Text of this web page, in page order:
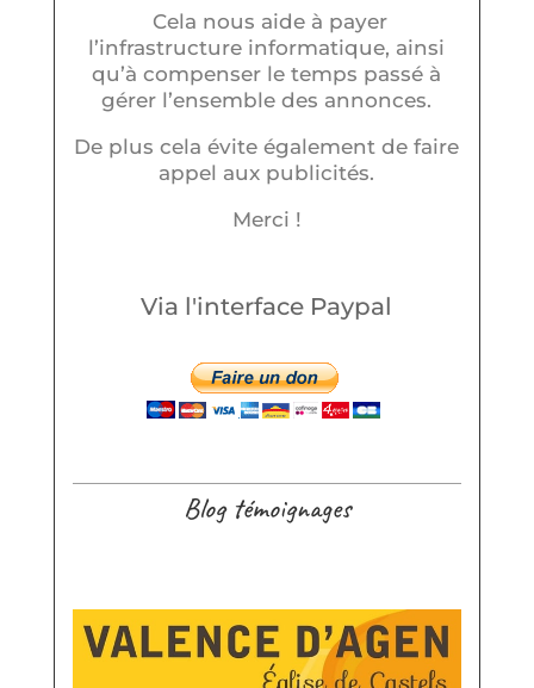
Cela nous aide à payer
l’infrastructure informatique, ainsi
qu’à compenser le temps passé à
gérer l’ensemble des annonces.
De plus cela évite également de faire
appel aux publicités.
Merci !
Via l'interface Paypal
Blog témoignages